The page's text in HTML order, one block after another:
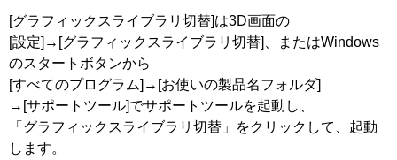
[グラフィックスライブラリ切替]は3D画面の
[設定]→[グラフィックスライブラリ切替]、またはWindows
のスタートボタンから
[すべてのプログラム]→[お使いの製品名フォルダ]
→[サポートツール]でサポートツールを起動し、
「グラフィックスライブラリ切替」をクリックして、起動
します。